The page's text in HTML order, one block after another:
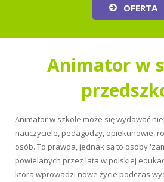
OFERTA
Animator w
Animator w szkole może się wydawać
nauczyciele, pedagodzy, opiekunowie,
osób. To prawda, jednak są to osoby
powielanych przez lata w polskiej
która wprowadzi nowe życie podczas